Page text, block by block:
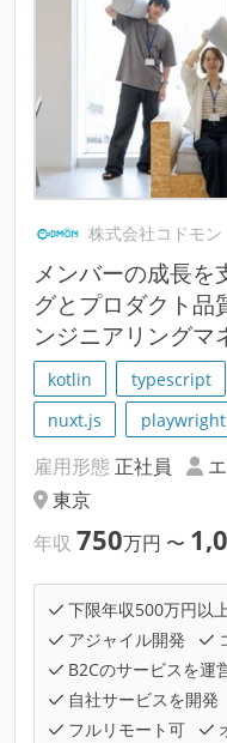
株式会社コドモン
メンバーの成長を
グとプロダクト品
ンジニアリングマ
kotlin typescript
nuxt.js
playwright
雇用形態 正社員
東京
年収 750万円 〜
下限年収500万円以
アジャイル開発
B2Cのサービスを運
自社サービスを開発
フルリモート可